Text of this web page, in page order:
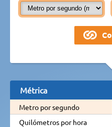
Métrica
Metro por segundo
Quilómetros por hora